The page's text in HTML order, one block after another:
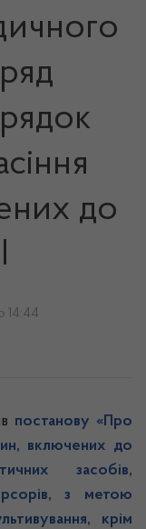
до
14:44
постанову «Про
включених до
засобів,
з метою
крім